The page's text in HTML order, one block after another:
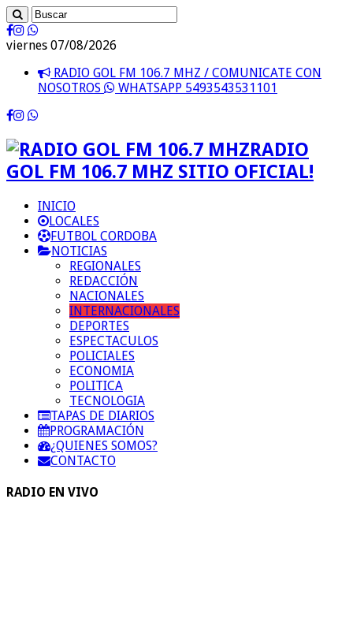
viernes 07/08/2026
RADIO GOL FM 106.7 MHZ / COMUNICATE CON
NOSOTROS
WHATSAPP 5493543531101
RADIO
GOL FM 106.7 MHZ SITIO OFICIAL!
INICIO
LOCALES
FUTBOL CORDOBA
NOTICIAS
REGIONALES
REDACCIÓN
NACIONALES
INTERNACIONALES
DEPORTES
ESPECTACULOS
POLICIALES
ECONOMIA
POLITICA
TECNOLOGIA
TAPAS DE DIARIOS
PROGRAMACIÓN
¿QUIENES SOMOS?
CONTACTO
RADIO EN VIVO